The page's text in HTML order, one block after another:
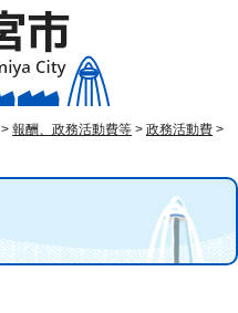
> 報酬、政務活動費等 > 政務活動費 >